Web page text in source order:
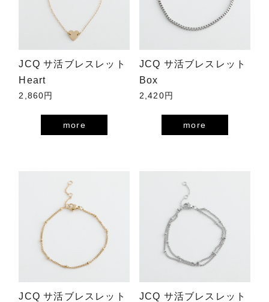
JCQ サ活ブレスレット
Heart
2,860円
more
JCQ サ活ブレスレット
Box
2,420円
more
JCQ サ活ブレスレット
JCQ サ活ブレスレット